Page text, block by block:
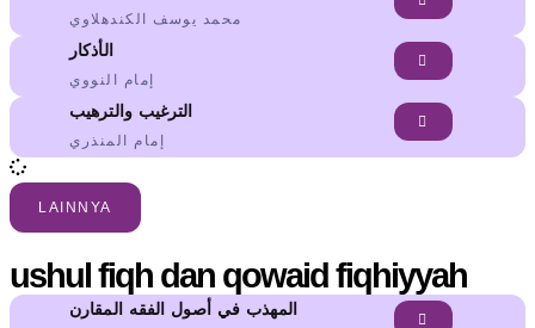
محمد يوسف الكندهلاوي
الأذكار
إمام النووي
الترغيب والترهيب
إمام المنذري
LAINNYA
ushul fiqh dan qowaid fiqhiyyah
المهذب في أصول الفقه المقارن